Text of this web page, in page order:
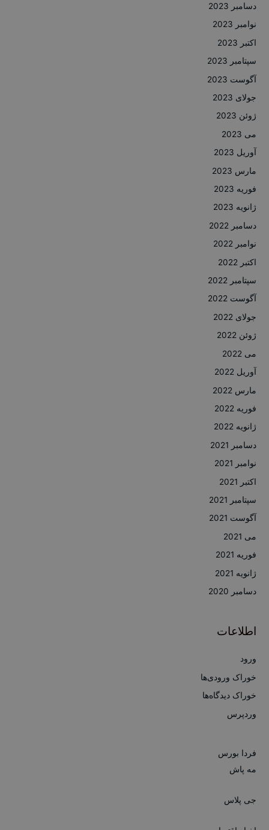
دسامبر 2023
نوامبر 2023
اکتبر 2023
سپتامبر 2023
آگوست 2023
جولای 2023
ژوئن 2023
می 2023
آوریل 2023
مارس 2023
فوریه 2023
ژانویه 2023
دسامبر 2022
نوامبر 2022
اکتبر 2022
سپتامبر 2022
آگوست 2022
جولای 2022
ژوئن 2022
می 2022
آوریل 2022
مارس 2022
فوریه 2022
ژانویه 2022
دسامبر 2021
نوامبر 2021
اکتبر 2021
سپتامبر 2021
آگوست 2021
می 2021
فوریه 2021
ژانویه 2021
دسامبر 2020
اطلاعات
ورود
خوراک ورودی‌ها
خوراک دیدگاه‌ها
وردپرس
فردا بورس
مه پاش
جی پلاس